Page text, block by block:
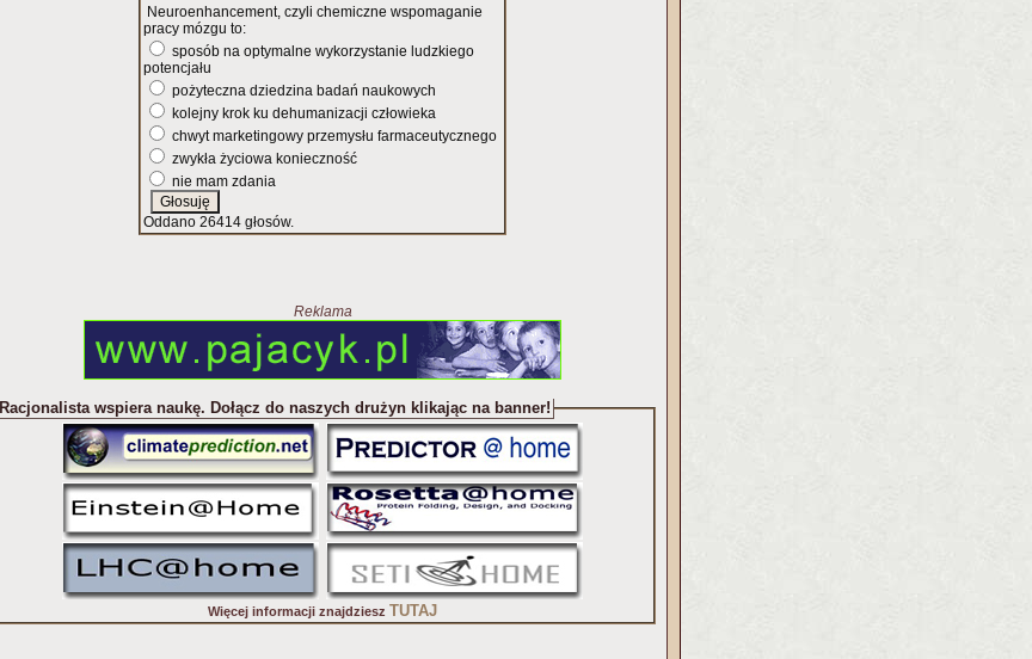
Neuroenhancement, czyli chemiczne wspomaganie
pracy mózgu to:
sposób na optymalne wykorzystanie ludzkiego
potencjału
pożyteczna dziedzina badań naukowych
kolejny krok ku dehumanizacji człowieka
chwyt marketingowy przemysłu farmaceutycznego
zwykła życiowa konieczność
nie mam zdania
Oddano 26414 głosów.
Reklama
Racjonalista wspiera naukę. Dołącz do naszych drużyn klikając na banner!
Więcej informacji znajdziesz TUTAJ